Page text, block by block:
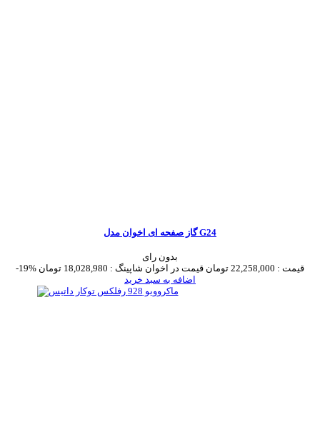
گاز صفحه ای اخوان مدل G24
بدون رای
-19%
قیمت : 22,258,000 تومان قیمت در اخوان شاپینگ : 18,028,980 تومان
اضافه به سبد خرید